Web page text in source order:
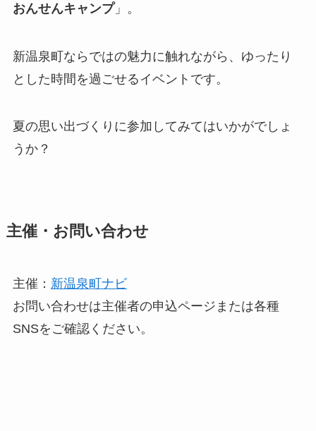
おんせんキャンプ」。
新温泉町ならではの魅力に触れながら、ゆったり
とした時間を過ごせるイベントです。
夏の思い出づくりに参加してみてはいかがでしょ
うか？
主催・お問い合わせ
主催： 新温泉町ナビ
お問い合わせは主催者の申込ページまたは各種
SNSをご確認ください。